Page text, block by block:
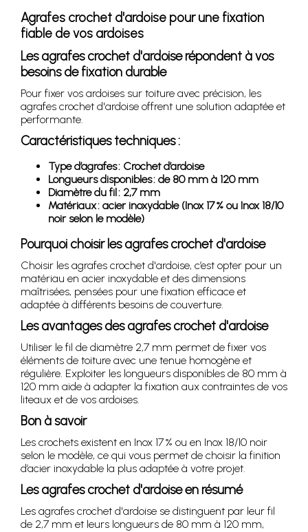
Agrafes crochet d'ardoise pour une fixation
fiable de vos ardoises
Les agrafes crochet d'ardoise répondent à vos
besoins de fixation durable
Pour fixer vos ardoises sur toiture avec précision, les
agrafes crochet d'ardoise offrent une solution adaptée et
performante.
Caractéristiques techniques :
Type d’agrafes : Crochet d’ardoise
Longueurs disponibles : de 80 mm à 120 mm
Diamètre du fil : 2,7 mm
Matériaux : acier inoxydable (Inox 17 % ou Inox 18/10
noir selon le modèle)
Pourquoi choisir les agrafes crochet d'ardoise
Choisir les agrafes crochet d'ardoise, c’est opter pour un
matériau en acier inoxydable et des dimensions
maîtrisées, pensées pour une fixation efficace et
adaptée à différents besoins de couverture.
Les avantages des agrafes crochet d'ardoise
Utiliser le fil de diamètre 2,7 mm permet de fixer vos
éléments de toiture avec une tenue homogène et
régulière. Exploiter les longueurs disponibles de 80 mm à
120 mm aide à adapter la fixation aux contraintes de vos
liteaux et de vos ardoises.
Bon à savoir
Les crochets existent en Inox 17 % ou en Inox 18/10 noir
selon le modèle, ce qui vous permet de choisir la finition
d’acier inoxydable la plus adaptée à votre projet.
Les agrafes crochet d'ardoise en résumé
Les agrafes crochet d'ardoise se distinguent par leur fil
de 2,7 mm et leurs longueurs de 80 mm à 120 mm,